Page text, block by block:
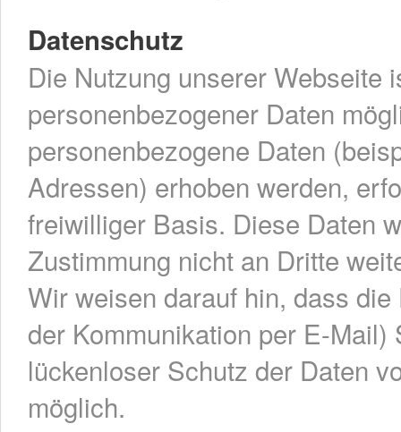
Datenschutz
Die Nutzung unserer Webseite
personenbezogener Daten
personenbezogene Daten
Adressen) erhoben werden,
freiwilliger Basis. Diese Daten
Zustimmung nicht an Dritte
Wir weisen darauf hin, dass
der Kommunikation per E-
lückenloser Schutz der Daten
möglich.